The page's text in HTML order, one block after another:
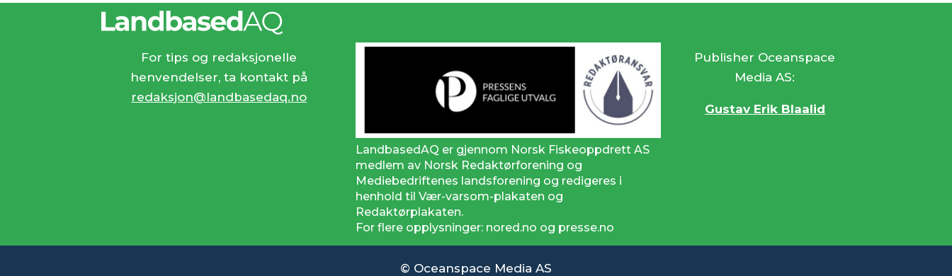
For tips og redaksjonelle
henvendelser, ta kontakt på
redaksjon@landbasedaq.no
LandbasedAQ er gjennom Norsk Fiskeoppdrett AS
medlem av Norsk Redaktørforening og
Mediebedriftenes landsforening og redigeres i
henhold til Vær-varsom-plakaten og
Redaktørplakaten.
For flere opplysninger: nored.no og presse.no
Publisher Oceanspace
Media AS:
Gustav Erik Blaalid
© Oceanspace Media AS